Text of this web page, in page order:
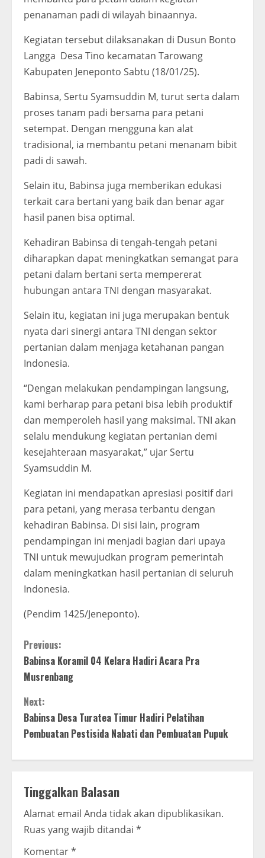
penanaman padi di wilayah binaannya.
Kegiatan tersebut dilaksanakan di Dusun Bonto
Langga Desa Tino kecamatan Tarowang
Kabupaten Jeneponto Sabtu (18/01/25).
Babinsa, Sertu Syamsuddin M, turut serta dalam
proses tanam padi bersama para petani
setempat. Dengan mengguna kan alat
tradisional, ia membantu petani menanam bibit
padi di sawah.
Selain itu, Babinsa juga memberikan edukasi
terkait cara bertani yang baik dan benar agar
hasil panen bisa optimal.
Kehadiran Babinsa di tengah-tengah petani
diharapkan dapat meningkatkan semangat para
petani dalam bertani serta mempererat
hubungan antara TNI dengan masyarakat.
Selain itu, kegiatan ini juga merupakan bentuk
nyata dari sinergi antara TNI dengan sektor
pertanian dalam menjaga ketahanan pangan
Indonesia.
“Dengan melakukan pendampingan langsung,
kami berharap para petani bisa lebih produktif
dan memperoleh hasil yang maksimal. TNI akan
selalu mendukung kegiatan pertanian demi
kesejahteraan masyarakat,” ujar Sertu
Syamsuddin M.
Kegiatan ini mendapatkan apresiasi positif dari
para petani, yang merasa terbantu dengan
kehadiran Babinsa. Di sisi lain, program
pendampingan ini menjadi bagian dari upaya
TNI untuk mewujudkan program pemerintah
dalam meningkatkan hasil pertanian di seluruh
Indonesia.
(Pendim 1425/Jeneponto).
C
o
n
t
u
e
R
Previous:
Babinsa Koramil 04 Kelara Hadiri Acara Pra
Musrenbang
Next:
Babinsa Desa Turatea Timur Hadiri Pelatihan
Pembuatan Pestisida Nabati dan Pembuatan Pupuk
Tinggalkan Balasan
Alamat email Anda tidak akan dipublikasikan.
Ruas yang wajib ditandai *
Komentar*